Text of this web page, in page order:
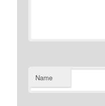
Name